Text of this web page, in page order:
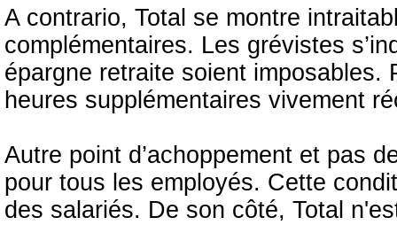
A contrario, Total se montre
complémentaires. Les grévistes
épargne retraite soient imposables.
heures supplémentaires vivement
Autre point d’achoppement et pas
pour tous les employés. Cette
des salariés. De son côté, Total